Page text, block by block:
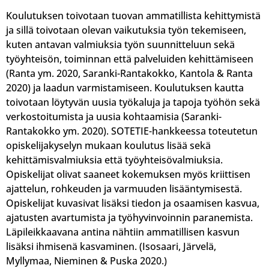
Koulutuksen toivotaan tuovan ammatillista kehittymistä
ja sillä toivotaan olevan vaikutuksia työn tekemiseen,
kuten antavan valmiuksia työn suunnitteluun sekä
työyhteisön, toiminnan että palveluiden kehittämiseen
(Ranta ym. 2020, Saranki-Rantakokko, Kantola & Ranta
2020) ja laadun varmistamiseen. Koulutuksen kautta
toivotaan löytyvän uusia työkaluja ja tapoja työhön sekä
verkostoitumista ja uusia kohtaamisia (Saranki-
Rantakokko ym. 2020). SOTETIE-hankkeessa toteutetun
opiskelijakyselyn mukaan koulutus lisää sekä
kehittämisvalmiuksia että työyhteisövalmiuksia.
Opiskelijat olivat saaneet kokemuksen myös kriittisen
ajattelun, rohkeuden ja varmuuden lisääntymisestä.
Opiskelijat kuvasivat lisäksi tiedon ja osaamisen kasvua,
ajatusten avartumista ja työhyvinvoinnin paranemista.
Läpileikkaavana antina nähtiin ammatillisen kasvun
lisäksi ihmisenä kasvaminen. (Isosaari, Järvelä,
Myllymaa, Nieminen & Puska 2020.)